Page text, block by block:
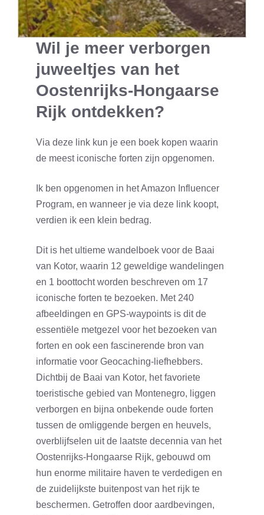
Wil je meer verborgen
juweeltjes van het
Oostenrijks-Hongaarse
Rijk ontdekken?
Via deze link kun je een boek kopen waarin
de meest iconische forten zijn opgenomen.
Ik ben opgenomen in het Amazon Influencer
Program, en wanneer je via deze link koopt,
verdien ik een klein bedrag.
Dit is het ultieme wandelboek voor de Baai
van Kotor, waarin 12 geweldige wandelingen
en 1 boottocht worden beschreven om 17
iconische forten te bezoeken. Met 240
afbeeldingen en GPS-waypoints is dit de
essentiële metgezel voor het bezoeken van
forten en ook een fascinerende bron van
informatie voor Geocaching-liefhebbers.
Dichtbij de Baai van Kotor, het favoriete
toeristische gebied van Montenegro, liggen
verborgen en bijna onbekende oude forten
tussen de omliggende bergen en heuvels,
overblijfselen uit de laatste decennia van het
Oostenrijks-Hongaarse Rijk, gebouwd om
hun enorme militaire haven te verdedigen en
de zuidelijkste buitenpost van het rijk te
beschermen. Getroffen door aardbevingen,